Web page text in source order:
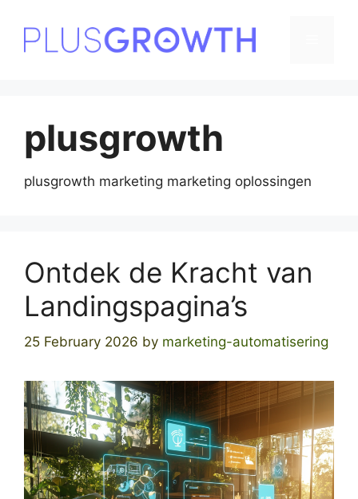
content
plusgrowth
plusgrowth marketing marketing oplossingen
Ontdek de Kracht van
Landingspagina’s
25 February 2026 by marketing-automatisering